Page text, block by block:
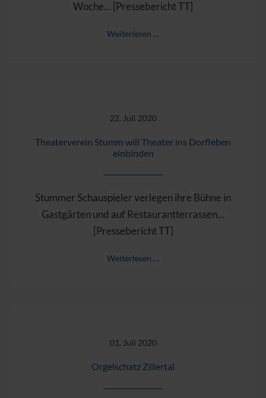
Woche... [Pressebericht TT]
Weiterlesen …
22. Juli 2020
Theaterverein Stumm will Theater ins Dorfleben
einbinden
Stummer Schauspieler verlegen ihre Bühne in
Gastgärten und auf Restaurantterrassen...
[Pressebericht TT]
Weiterlesen …
01. Juli 2020
Orgelschatz Zillertal